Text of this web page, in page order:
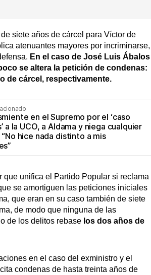
siete años de cárcel para Víctor de
atenuantes mayores por incriminarse,
En el caso de José Luis Ábalos
se altera la petición de condenas:
de cárcel, respectivamente.
en el Supremo por el ‘caso
a la UCO, a Aldama y niega cualquier
hice nada distinto a mis
que unifica el Partido Popular si reclama
se amortiguen las peticiones iniciales
que eran en su caso también de siete
de modo que ninguna de las
de los delitos rebase los dos años de
en el caso del exministro y el
condenas de hasta treinta años de